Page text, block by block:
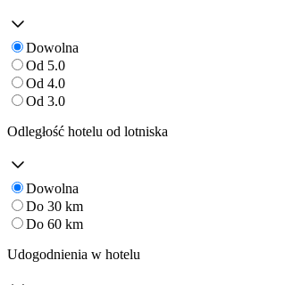
Dowolna
Od 5.0
Od 4.0
Od 3.0
Odległość hotelu od lotniska
Dowolna
Do 30 km
Do 60 km
Udogodnienia w hotelu